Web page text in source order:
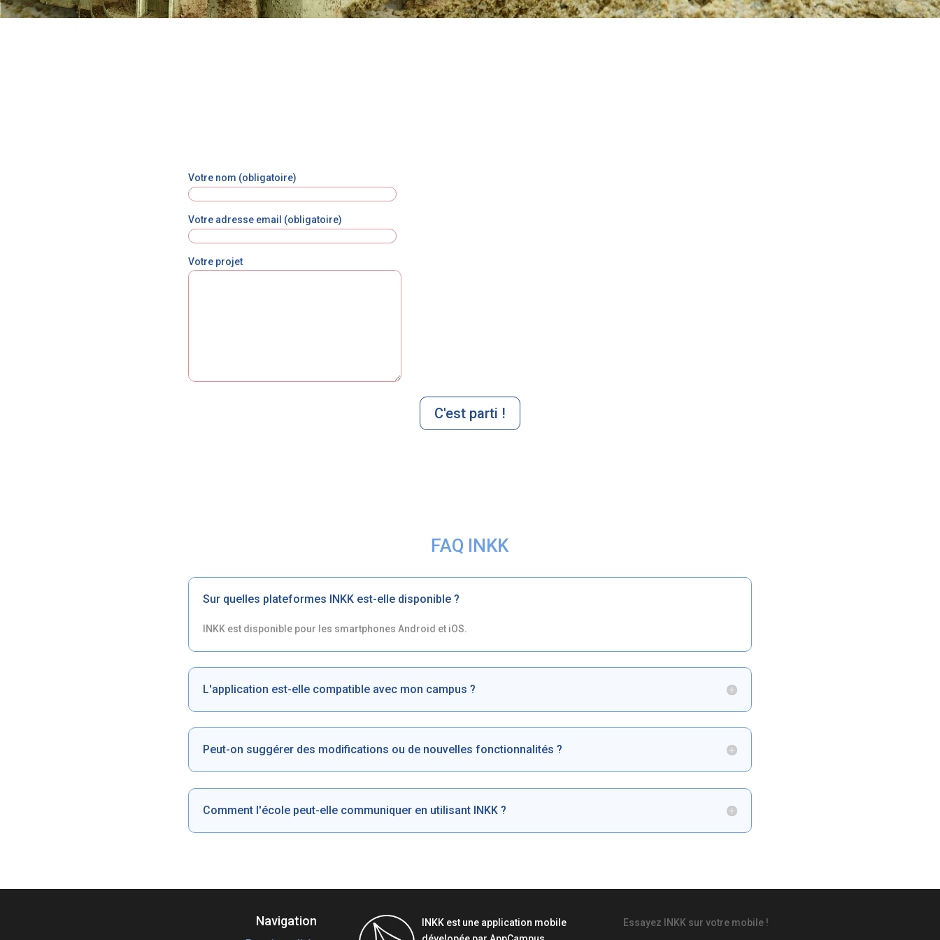
Votre nom (obligatoire)
Votre adresse email (obligatoire)
Votre projet
C'est parti !
FAQ INKK
Sur quelles plateformes INKK est-elle disponible ?
INKK est disponible pour les smartphones Android et iOS.
L'application est-elle compatible avec mon campus ?
Peut-on suggérer des modifications ou de nouvelles fonctionnalités ?
Comment l'école peut-elle communiquer en utilisant INKK ?
Navigation
INKK est une application mobile
Essayez INKK sur votre mobile !